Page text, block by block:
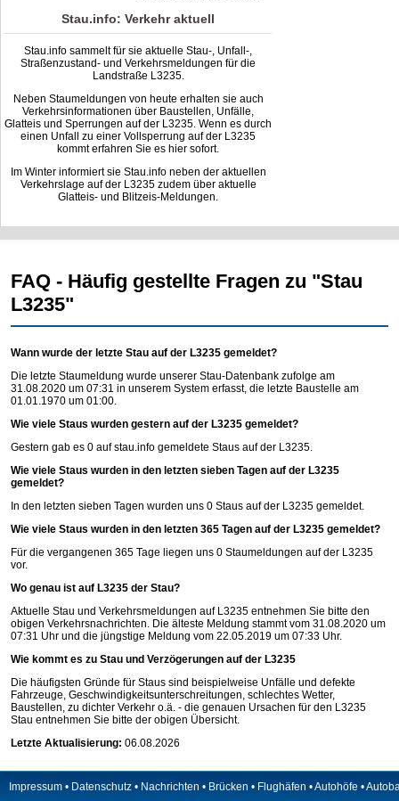
Stau.info: Verkehr aktuell
Stau.info sammelt für sie aktuelle Stau-, Unfall-,
Straßenzustand- und Verkehrsmeldungen für die
Landstraße L3235.
Neben Staumeldungen von heute erhalten sie auch
Verkehrsinformationen über Baustellen, Unfälle,
Glatteis und Sperrungen auf der L3235. Wenn es durch
einen Unfall zu einer Vollsperrung auf der L3235
kommt erfahren Sie es hier sofort.
Im Winter informiert sie Stau.info neben der aktuellen
Verkehrslage auf der L3235 zudem über aktuelle
Glatteis- und Blitzeis-Meldungen.
FAQ - Häufig gestellte Fragen zu "Stau
L3235"
Wann wurde der letzte Stau auf der L3235 gemeldet?
Die letzte Staumeldung wurde unserer Stau-Datenbank zufolge am
31.08.2020 um 07:31 in unserem System erfasst, die letzte Baustelle am
01.01.1970 um 01:00.
Wie viele Staus wurden gestern auf der L3235 gemeldet?
Gestern gab es 0 aufstau.info gemeldete Staus auf der L3235.
Wie viele Staus wurden in den letzten sieben Tagen auf der L3235
gemeldet?
In den letzten sieben Tagen wurden uns 0 Staus auf der L3235 gemeldet.
Wie viele Staus wurden in den letzten 365 Tagen auf der L3235 gemeldet?
Für die vergangenen 365 Tage liegen uns 0 Staumeldungen auf der L3235
vor.
Wo genau ist auf L3235 der Stau?
Aktuelle Stau und Verkehrsmeldungen auf L3235 entnehmen Sie bitte den
obigen Verkehrsnachrichten. Die älteste Meldung stammt vom 31.08.2020 um
07:31 Uhr und die jüngstige Meldung vom 22.05.2019 um 07:33 Uhr.
Wie kommt es zu Stau und Verzögerungen auf der L3235
Die häufigsten Gründe für Staus sind beispielweise Unfälle und defekte
Fahrzeuge, Geschwindigkeitsunterschreitungen, schlechtes Wetter,
Baustellen, zu dichter Verkehr o.ä. - die genauen Ursachen für den L3235
Stau entnehmen Sie bitte der obigen Übersicht.
Letzte Aktualisierung: 06.08.2026
Impressum • Datenschutz • Nachrichten • Brücken • Flughäfen •Autohöfe •